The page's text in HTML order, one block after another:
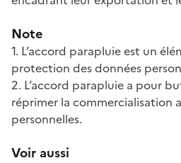
Note
1. L’accord parapluie est un
protection des données
2. L’accord parapluie a pour
réprimer la commercialisation
personnelles.
Voir aussi